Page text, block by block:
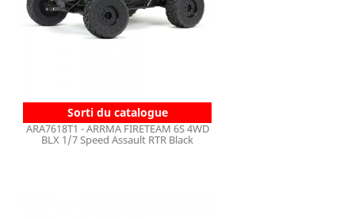
Sorti du catalogue
ARA7618T1 - ARRMA FIRETEAM 6S 4WD
BLX 1/7 Speed Assault RTR Black